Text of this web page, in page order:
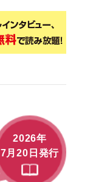
2026年
7月20日発行